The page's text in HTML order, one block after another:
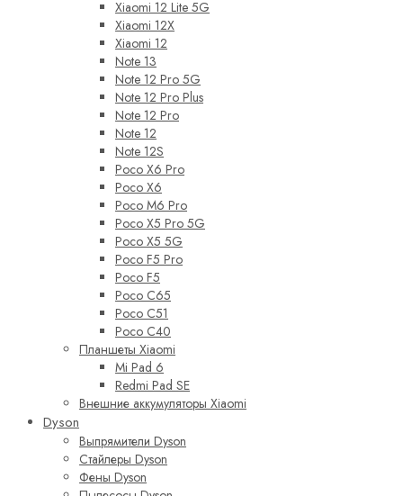
Xiaomi 12 Lite 5G
Xiaomi 12X
Xiaomi 12
Note 13
Note 12 Pro 5G
Note 12 Pro Plus
Note 12 Pro
Note 12
Note 12S
Poco X6 Pro
Poco X6
Poco M6 Pro
Poco X5 Pro 5G
Poco X5 5G
Poco F5 Pro
Poco F5
Poco C65
Poco C51
Poco C40
Планшеты Xiaomi
Mi Pad 6
Redmi Pad SE
Внешние аккумуляторы Xiaomi
Dyson
Выпрямители Dyson
Стайлеры Dyson
Фены Dyson